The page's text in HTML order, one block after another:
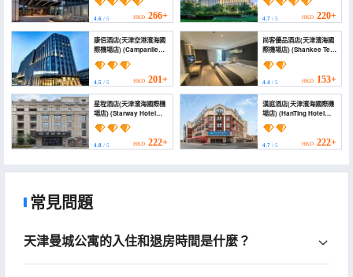
4.6 / 5 HKD 266+
(Tianjin Airport Binhai
International Airport))
4.7/ 5 HKD 220+
康佰酒店(天津空港濱海國
際機場店) (Campanile
International Airport))
4.5 / 5 HKD 201+
尚客優品酒店(天津濱海國
際機場店) (Shankee Tea
Binhai International
4.4/ 5 HKD 153+
星程酒店(天津濱海國際機
場店) (Starway Hotel
(Tianjin Binhai
International Airport))
4.8 / 5 HKD 222+
漢庭酒店(天津濱海國際機
場店) (HanTing Hotel
(Tianjin Binhai
International Airport))
4.7/ 5 HKD 222+
常見問題
天津曼城公寓的入住和退房時間是什麼？